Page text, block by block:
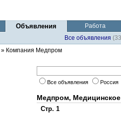
Объявления
Работа
Все объявления
» Компания Медпром
Все объявления Россия
Медпром,
Стр. 1